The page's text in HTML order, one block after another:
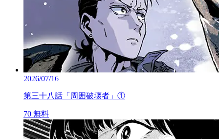
2026/07/16
第三十八話「周囲破壊者」①
70 無料